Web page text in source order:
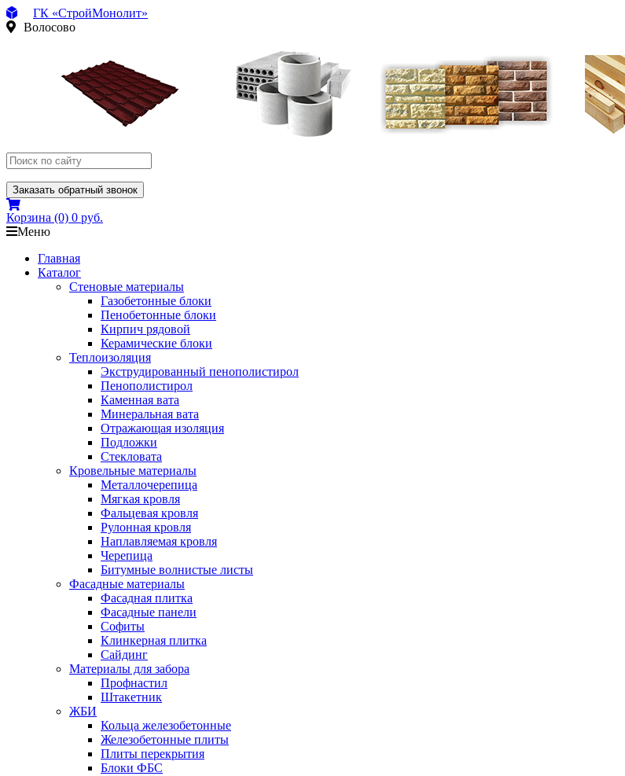
ГК «СтройМонолит»
Волосово
Заказать обратный звонок
Корзина (0) 0 руб.
Меню
Главная
Каталог
Стеновые материалы
Газобетонные блоки
Пенобетонные блоки
Кирпич рядовой
Керамические блоки
Теплоизоляция
Экструдированный пенополистирол
Пенополистирол
Каменная вата
Минеральная вата
Отражающая изоляция
Подложки
Стекловата
Кровельные материалы
Металлочерепица
Мягкая кровля
Фальцевая кровля
Рулонная кровля
Наплавляемая кровля
Черепица
Битумные волнистые листы
Фасадные материалы
Фасадная плитка
Фасадные панели
Софиты
Клинкерная плитка
Сайдинг
Материалы для забора
Профнастил
Штакетник
ЖБИ
Кольца железобетонные
Железобетонные плиты
Плиты перекрытия
Блоки ФБС